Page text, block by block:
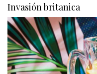
Invasión britanica